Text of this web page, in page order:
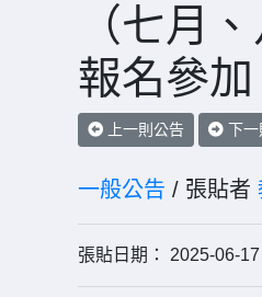
（七月
報名參加
上一則公告 下一
一般公告 / 張貼者
張貼日期： 2025-06-